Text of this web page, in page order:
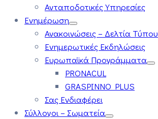
Ανταποδοτικές Υπηρεσίες
Ενημέρωση
Ανακοινώσεις – Δελτία Τύπου
Ενημερωτικές Εκδηλώσεις
Ευρωπαϊκά Προγράμματα
PRONACUL
GRASPINNO PLUS
Σας Ενδιαφέρει
Σύλλογοι – Σωματεία